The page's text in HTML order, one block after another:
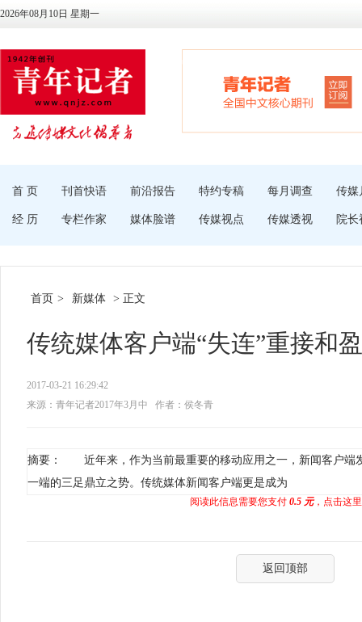
2026年08月10日 星期一
首 页 刊首快语 前沿报告 特约专稿 每月调查 传媒
经 历 专栏作家 媒体脸谱 传媒视点 传媒透视 院长
首页 > 新媒体 > 正文
传统媒体客户端“失连”重接和
2017-03-21 16:29:42
来源：青年记者2017年3月中
作者：侯冬青
摘要： 近年来，作为当前最重要的移动应用之一，新闻客户端
一端的三足鼎立之势。传统媒体新闻客户端更是成为
阅读此信息需要您支付 0.5 元，点击这
返回顶部